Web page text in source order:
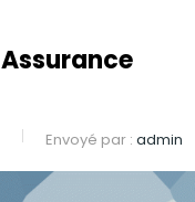
Envoyé par : admin